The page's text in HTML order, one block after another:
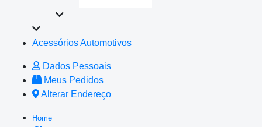
Acessórios Automotivos
Dados Pessoais
Meus Pedidos
Alterar Endereço
Home